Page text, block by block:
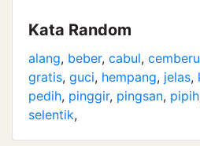
Kata Random
alang, beber, cabul,
gratis, guci, hempang, jelas,
pedih, pinggir, pingsan, pipih
selentik,